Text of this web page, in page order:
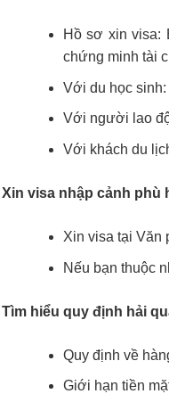
Hồ sơ xin visa:
chứng minh tài
Với du học
Với người lao
Với khách du
Xin visa nhập cảnh phù
Xin visa tại Văn
Nếu bạn thuộc
Tìm hiểu quy định hải
Quy định về
Giới hạn tiền